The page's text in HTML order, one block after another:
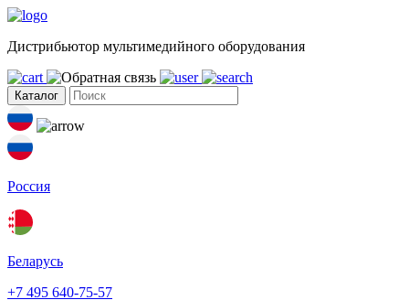
Дистрибьютор мультимедийного оборудования
Каталог
Россия
Беларусь
+7 495 640-75-57